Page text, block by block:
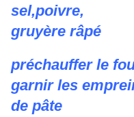
sel,poivre,
gruyère râpé
préchauffer le
garnir les
de pâte